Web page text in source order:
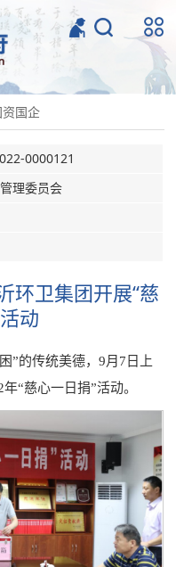
资国企
0000121
理委员会
环卫集团开展“慈
动
”的传统美德，9月7日上
“慈心一日捐”活动。